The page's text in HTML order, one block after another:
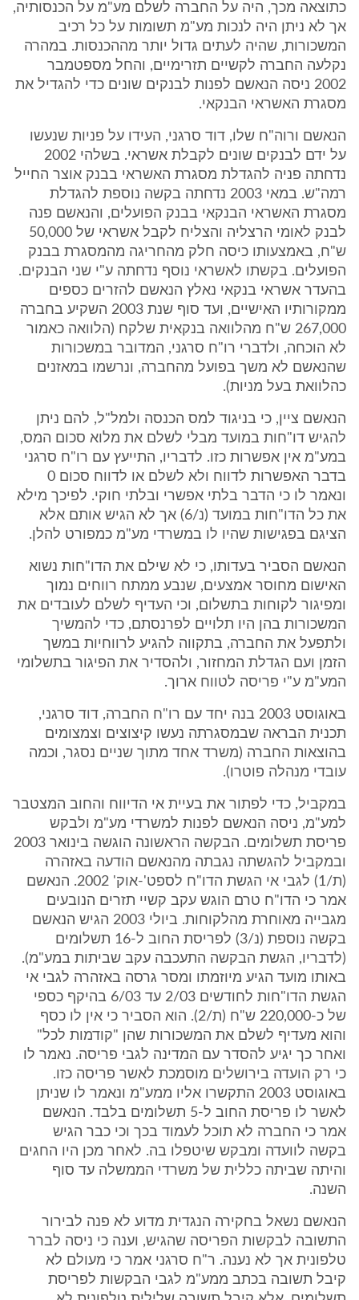
כתוצאה מכך, היה על החברה לשלם מע"מ על הכנסותיה,
אך לא ניתן היה לנכות מע"מ תשומות על כל רכיב
המשכורות, שהיה לעתים גדול יותר מההכנסות. במהרה
נקלעה החברה לקשיים תזרימיים, והחל מספטמבר
2002 ניסה הנאשם לפנות לבנקים שונים כדי להגדיל את
מסגרת האשראי הבנקאי.
הנאשם ורוה"ח שלו, דוד סרגני, העידו על פניות שנעשו
על ידם לבנקים שונים לקבלת אשראי. בשלהי 2002
נדחתה פניה להגדלת מסגרת האשראי בבנק אוצר החייל
רמה"ש. במאי 2003 נדחתה בקשה נוספת להגדלת
מסגרת האשראי הבנקאי בבנק הפועלים, והנאשם פנה
לבנק לאומי הרצליה והצליח לקבל אשראי של 50,000
ש"ח, באמצעותו כיסה חלק מהחריגה מהמסגרת בבנק
הפועלים. בקשתו לאשראי נוסף נדחתה ע"י שני הבנקים.
בהעדר אשראי בנקאי נאלץ הנאשם להזרים כספים
ממקורותיו האישיים, ועד סוף שנת 2003 השקיע בחברה
267,000 ש"ח מהלוואה בנקאית שלקח (הלוואה כאמור
לא הוכחה, ולדברי רו"ח סרגני, המדובר במשכורות
שהנאשם לא משך בפועל מהחברה, ונרשמו במאזנים
כהלוואת בעל מניות).
הנאשם ציין, כי בניגוד למס הכנסה ולמל"ל, להם ניתן
להגיש דו"חות במועד מבלי לשלם את מלוא סכום המס,
במע"מ אין אפשרות כזו. לדבריו, התייעץ עם רו"ח סרגני
בדבר האפשרות לדווח ולא לשלם או לדווח סכום 0
ונאמר לו כי הדבר בלתי אפשרי ובלתי חוקי. לפיכך מילא
את כל הדו"חות במועד (נ/6) אך לא הגיש אותם אלא
הציגם בפגישות שהיו לו במשרדי מע"מ כמפורט להלן.
הנאשם הסביר בעדותו, כי לא שילם את הדו"חות נשוא
האישום מחוסר אמצעים, שנבע ממתח רווחים נמוך
ומפיגור לקוחות בתשלום, וכי העדיף לשלם לעובדים את
המשכורות בהן היו תלויים לפרנסתם, כדי להמשיך
ולתפעל את החברה, בתקווה להגיע לרווחיות במשך
הזמן ועם הגדלת המחזור, ולהסדיר את הפיגור בתשלומי
המע"מ ע"י פריסה לטווח ארוך.
באוגוסט 2003 בנה יחד עם רו"ח החברה, דוד סרגני,
תכנית הבראה שבמסגרתה נעשו קיצוצים וצמצומים
בהוצאות החברה (משרד אחד מתוך שניים נסגר, וכמה
עובדי מנהלה פוטרו).
במקביל, כדי לפתור את בעיית אי הדיווח והחוב המצטבר
למע"מ, ניסה הנאשם לפנות למשרדי מע"מ ולבקש
פריסת תשלומים. הבקשה הראשונה הוגשה בינואר 2003
ובמקביל להגשתה נגבתה מהנאשם הודעה באזהרה
(ת/1) לגבי אי הגשת הדו"ח לספט'-אוק' 2002. הנאשם
אמר כי הדו"ח טרם הוגש עקב קשיי תזרים הנובעים
מגבייה מאוחרת מהלקוחות. ביולי 2003 הגיש הנאשם
בקשה נוספת (נ/3) לפריסת החוב ל-16 תשלומים
(לדבריו, הגשת הבקשה התעכבה עקב שביתות במע"מ).
באותו מועד הגיע מיוזמתו ומסר גרסה באזהרה לגבי אי
הגשת הדו"חות לחודשים 2/03 עד 6/03 בהיקף כספי
של כ-220,000 ש"ח (ת/2). הוא הסביר כי אין לו כסף
והוא מעדיף לשלם את המשכורות שהן "קודמות לכל"
ואחר כך יגיע להסדר עם המדינה לגבי פריסה. נאמר לו
כי רק הועדה בירושלים מוסמכת לאשר פריסה כזו.
באוגוסט 2003 התקשרו אליו ממע"מ ונאמר לו שניתן
לאשר לו פריסת החוב ל-5 תשלומים בלבד. הנאשם
אמר כי החברה לא תוכל לעמוד בכך וכי כבר הגיש
בקשה לוועדה ומבקש שיטפלו בה. לאחר מכן היו החגים
והיתה שביתה כללית של משרדי הממשלה עד סוף
השנה.
הנאשם נשאל בחקירה הנגדית מדוע לא פנה לבירור
התשובה לבקשות הפריסה שהגיש, וענה כי ניסה לברר
טלפונית אך לא נענה. ר"ח סרגני אמר כי מעולם לא
קיבל תשובה בכתב ממע"מ לגבי הבקשות לפריסת